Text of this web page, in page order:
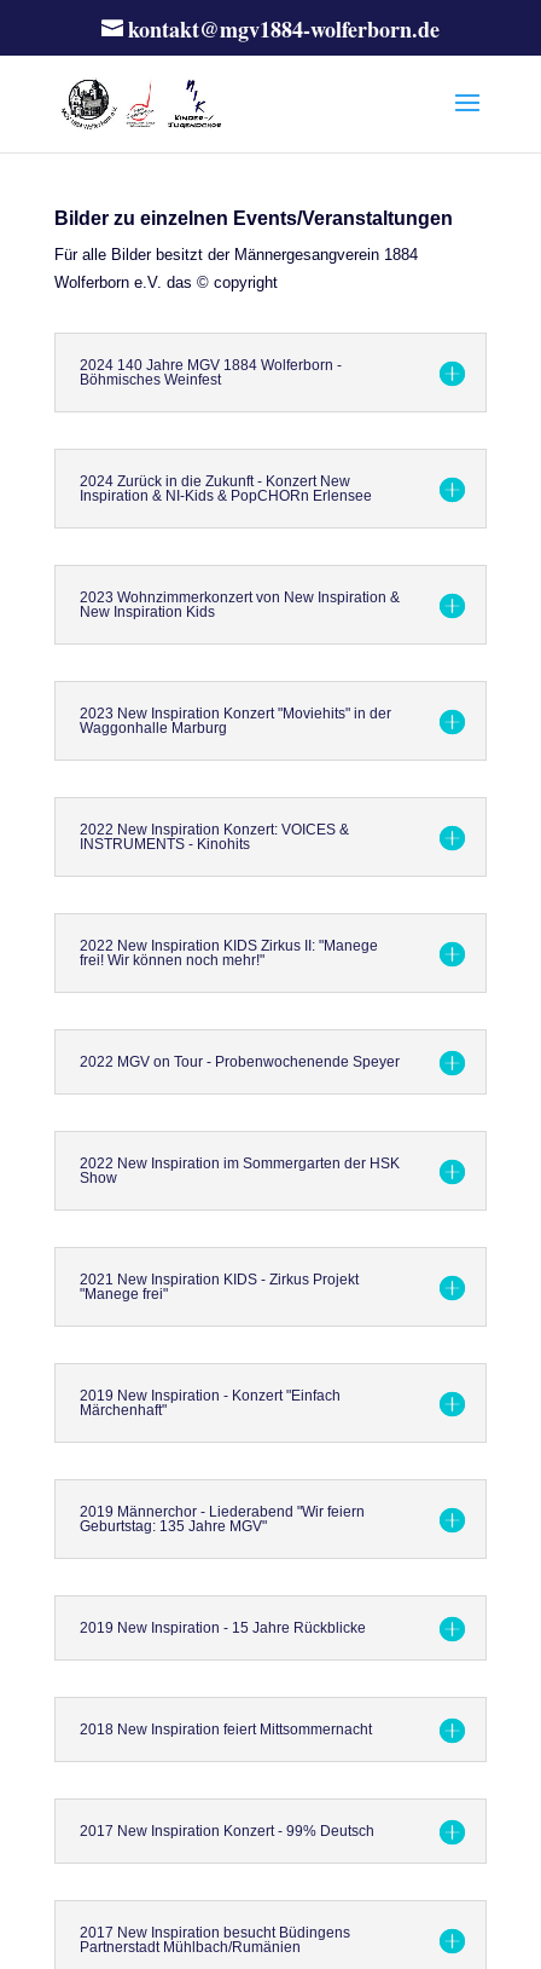
kontakt@mgv1884-wolferborn.de
Bilder zu einzelnen Events/Veranstaltungen
Für alle Bilder besitzt der Männergesangverein 1884
Wolferborn e.V. das © copyright
2024 140 Jahre MGV 1884 Wolferborn -
Böhmisches Weinfest
2024 Zurück in die Zukunft - Konzert New
Inspiration & NI-Kids & PopCHORn Erlensee
2023 Wohnzimmerkonzert von New Inspiration &
New Inspiration Kids
2023 New Inspiration Konzert "Moviehits" in der
Waggonhalle Marburg
2022 New Inspiration Konzert: VOICES &
INSTRUMENTS - Kinohits
2022 New Inspiration KIDS Zirkus II: "Manege
frei! Wir können noch mehr!"
2022 MGV on Tour - Probenwochenende Speyer
2022 New Inspiration im Sommergarten der HSK
Show
2021 New Inspiration KIDS - Zirkus Projekt
"Manege frei"
2019 New Inspiration - Konzert "Einfach
Märchenhaft"
2019 Männerchor - Liederabend "Wir feiern
Geburtstag: 135 Jahre MGV"
2019 New Inspiration - 15 Jahre Rückblicke
2018 New Inspiration feiert Mittsommernacht
2017 New Inspiration Konzert - 99% Deutsch
2017 New Inspiration besucht Büdingens
Partnerstadt Mühlbach/Rumänien